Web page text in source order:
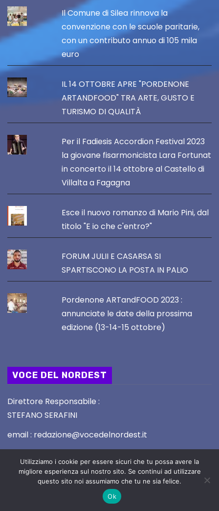
Il Comune di Silea rinnova la
convenzione con le scuole paritarie,
con un contributo annuo di 105 mila
euro
IL 14 OTTOBRE APRE "PORDENONE
ARTANDFOOD" TRA ARTE, GUSTO E
TURISMO DI QUALITÀ
Per il Fadiesis Accordion Festival 2023
la giovane fisarmonicista Lara Fortunat
in concerto il 14 ottobre al Castello di
Villalta a Fagagna
Esce il nuovo romanzo di Mario Pini, dal
titolo "E io che c'entro?"
FORUM JULII E CASARSA SI
SPARTISCONO LA POSTA IN PALIO
Pordenone ARTandFOOD 2023 :
annunciate le date della prossima
edizione (13-14-15 ottobre)
VOCE DEL NORDEST
Direttore Responsabile :
STEFANO SERAFINI
email : redazione@vocedelnordest.it
5.2.2019
Utilizziamo i cookie per essere sicuri che tu possa avere la
migliore esperienza sul nostro sito. Se continui ad utilizzare
questo sito noi assumiamo che tu ne sia felice.
Ok